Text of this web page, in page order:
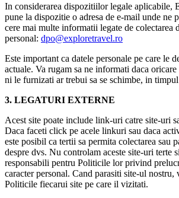
In considerarea dispozitiilor legale aplicabile,
pune la dispozitie o adresa de e-mail unde ne
cere mai multe informatii legate de colectarea
personal: dpo@exploretravel.ro
Este important ca datele personale pe care le
actuale. Va rugam sa ne informati daca
ni le furnizati ar trebui sa se schimbe, in
3. LEGATURI EXTERNE
Acest site poate include link-uri catre site-uri
Daca faceti click pe acele linkuri sau daca
este posibil ca tertii sa permita colectarea sau
despre dvs. Nu controlam aceste site-uri terte
responsabili pentru Politicile lor privind
caracter personal. Cand parasiti site-ul nostru,
Politicile fiecarui site pe care il vizitati.